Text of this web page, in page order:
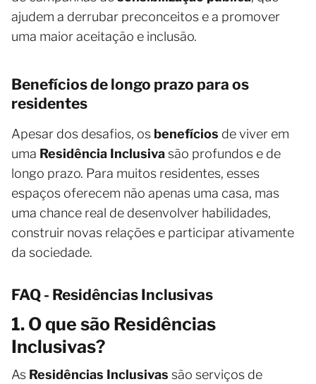
ajudem a derrubar preconceitos e a promover
uma maior aceitação e inclusão.
Benefícios de longo prazo para os
residentes
Apesar dos desafios, os benefícios de viver em
uma Residência Inclusivasão profundos e de
longo prazo. Para muitos residentes, esses
espaços oferecem não apenas uma casa, mas
uma chance real de desenvolver habilidades,
construir novas relações e participar ativamente
da sociedade.
FAQ - Residências Inclusivas
1. O que são Residências
Inclusivas?
As Residências Inclusivas são serviços de